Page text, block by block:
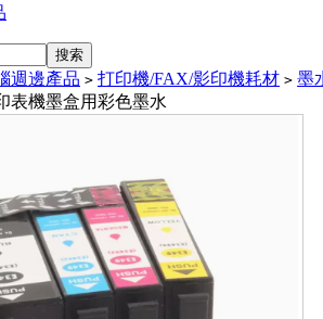
週邊產品 > 打印機/FAX/影印機耗材 > 墨
表機墨盒用彩色墨水